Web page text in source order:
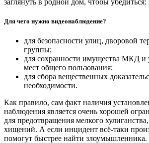
Для чего нужно видеонаблюдение?
для безопасности улиц, дворовой
группы;
для сохранности имущества МКД и
мест общего пользования;
для сбора вещественных
необходимости.
Как правило, сам факт наличия
наблюдения является очень хорошей
для предотвращения мелкого
хищений. А если инцидент всё-таки
помогут быстрее найти злоумышленника.